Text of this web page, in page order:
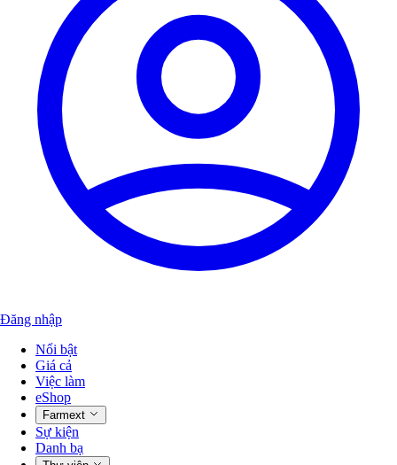
Đăng nhập
Nổi bật
Giá cả
Việc làm
eShop
Farmext
Sự kiện
Danh bạ